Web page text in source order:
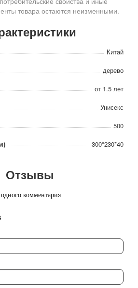
товара остаются неизменными.
Китай
дерево
от 1.5 лет
Унисекс
500
300*230*40
Отзывы
комментария